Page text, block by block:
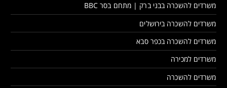
משרדים להשכרה בבני ברק | מתחם בסר BBC
משרדים להשכרה בירושלים
משרדים להשכרה בכפר סבא
משרדים למכירה
משרדים להשכרה